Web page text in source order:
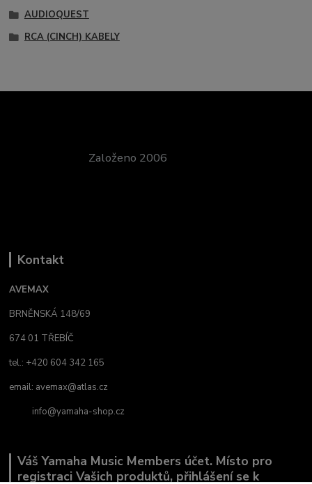
AUDIOQUEST
RCA (CINCH) KABELY
Založeno 2006
Kontakt
AVEMAX
BRNĚNSKÁ 148/69
674 01 TŘEBÍČ
tel.: +420 604 342 165
email: avemax@atlas.cz
info@yamaha-shop.cz
Váš Yamaha Music Members účet. Místo pro
registraci Vašich produktů, přihlášení se k